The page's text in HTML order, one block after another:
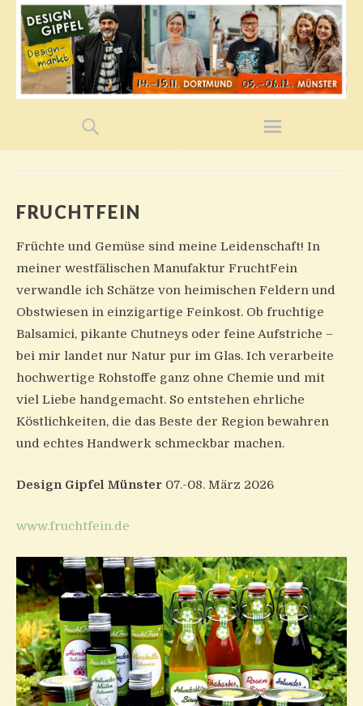
FRUCHTFEIN
Früchte und Gemüse sind meine Leidenschaft! In
meiner westfälischen Manufaktur FruchtFein
verwandle ich Schätze von heimischen Feldern und
Obstwiesen in einzigartige Feinkost. Ob fruchtige
Balsamici, pikante Chutneys oder feine Aufstriche –
bei mir landet nur Natur pur im Glas. Ich verarbeite
hochwertige Rohstoffe ganz ohne Chemie und mit
viel Liebe handgemacht. So entstehen ehrliche
Köstlichkeiten, die das Beste der Region bewahren
und echtes Handwerk schmeckbar machen.
Design Gipfel Münster 07.-08. März 2026
www.fruchtfein.de